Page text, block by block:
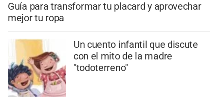
Guía para transformar tu placard y aprovechar
mejor tu ropa
Un cuento infantil que discute
con el mito de la madre
"todoterreno"